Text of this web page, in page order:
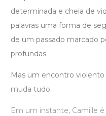
determinada e cheia de
palavras uma forma de
de um passado marcado
profundas.
Mas um encontro
muda tudo.
Em um instante, Camille